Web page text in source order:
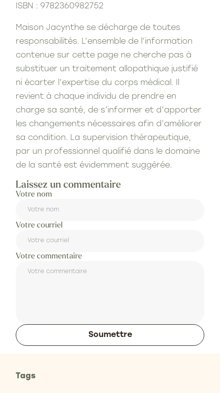
ISBN : 9782360982752
Maison Jacynthe se décharge de toutes
responsabilités. L’ensemble de l’information
contenue sur cette page ne cherche pas à
substituer un traitement allopathique justifié
ni écarter l’expertise du corps médical. Il
revient à chaque individu de prendre en
charge sa santé, de s’informer et d’apporter
les changements nécessaires afin d’améliorer
sa condition. La supervision thérapeutique,
par un professionnel qualifié dans le domaine
de la santé est évidemment suggérée.
Laissez un commentaire
Votre nom
Votre courriel
Votre commentaire
Soumettre
Tags